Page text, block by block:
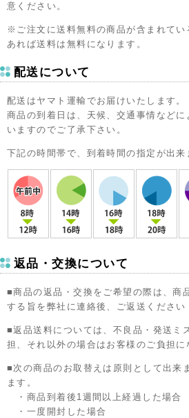
意ください。
※ご注文に送料無料の商品が含まれてい
あれば送料は無料になります。
配送について
配送はヤマト運輸でお届けいたします。
商品の到着日は、天候、交通事情など
いますのでご了承下さい。
下記の時間帯で、到着時間の指定が出来
返品・交換について
■商品の返品・交換をご希望の際は、商
する旨を弊社に連絡後、ご返送ください
■返品送料については、不良品・発送ミ
担、それ以外の場合はお客様のご負担に
■次の商品のお取替えは原則として出来
ます。
・商品到着後1週間以上経過した場合
・一度開封した場合